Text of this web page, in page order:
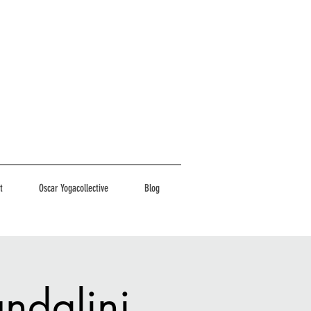
Oscar Yogacollective Blog